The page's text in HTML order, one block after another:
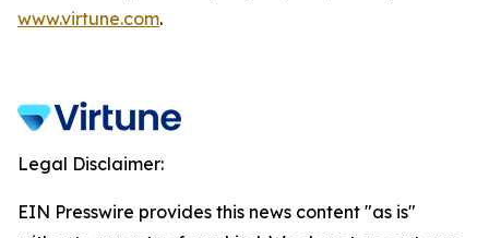
www.virtune.com.
Legal Disclaimer:
EIN Presswire provides this news content "as is"